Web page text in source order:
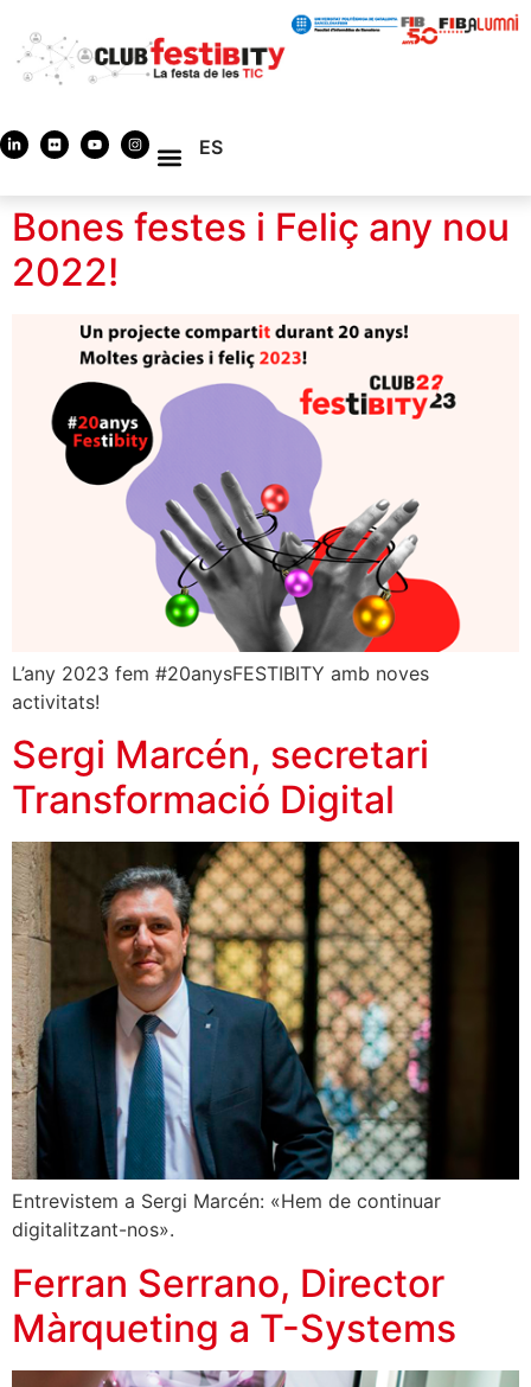
ES
Bones festes i Feliç any nou
2022!
L’any 2023 fem #20anysFESTIBITY amb noves
activitats!
Sergi Marcén, secretari
Transformació Digital
Entrevistem a Sergi Marcén: «Hem de continuar
digitalitzant-nos».
Ferran Serrano, Director
Màrqueting a T-Systems